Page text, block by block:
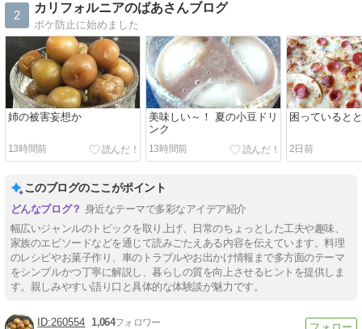
2
カリフォルニアのばあさんブログ
ボケ防止に始めました
姉の被害妄想か
13時間前
美味しい～！ 夏の小豆ドリ
ンク
13時間前
困っていると
2日前
このブログのここがポイント
身近なテーマで多彩なアイデア紹介
幅広いジャンルのトピックを取り上げ、日常のちょっとした工夫や趣味、
家族のエピソードなどを通じて読みごたえある内容を伝えています。料理
のレシピやお菓子作り、車のトラブルやお出かけ情報まで多方面のテーマ
をシンプルかつ丁寧に解説し、暮らしの質を向上させるヒントを提供しま
す。親しみやすい語り口と具体的な体験談が魅力です。
260554 1,064